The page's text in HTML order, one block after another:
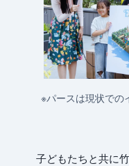
※パースは現状での
子どもたちと共に